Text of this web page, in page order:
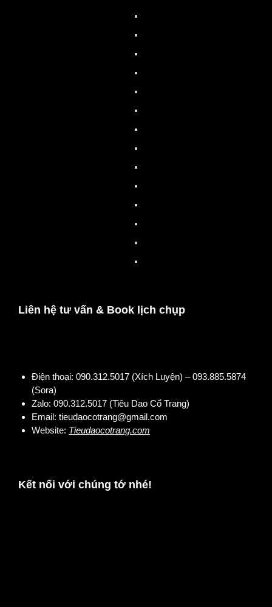
Liên hệ tư vấn & Book lịch chụp
Điện thoại: 090.312.5017 (Xích Luyện) – 093.885.5874
(Sora)
Zalo: 090.312.5017 (Tiêu Dao Cổ Trang)
Email: tieudaocotrang@gmail.com
Website: Tieudaocotrang.com
Kết nối với chúng tớ nhé!